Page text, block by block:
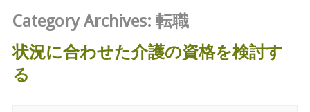
Category Archives: 転職
状況に合わせた介護の資格を検討す
る